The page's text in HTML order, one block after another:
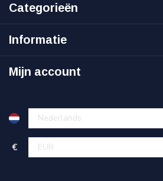
Categorieën
Informatie
Mijn account
€